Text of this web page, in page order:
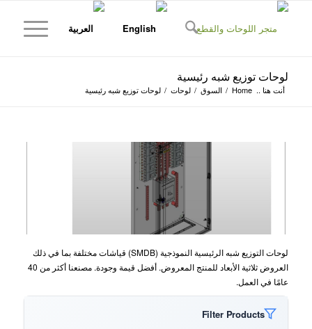
لوحات توزيع شبه رئيسية
أنت هنا .. Home
/ السوق / لوحات / لوحات توزيع شبه رئيسية
لوحات التوزيع شبه الرئيسية النموذجية (SMDB) قياشات مختلفة بما في ذلك
العروض ثلاثية الأبعاد للمنتج المعروض. أفضل قيمة وجودة. مصنعنا أكثر من 40
عامًا في العمل.
Filter Products